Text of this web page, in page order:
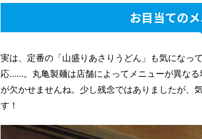
お目当ての
実は、定番の「山盛りあさりうどん」も気になっ
応……。丸亀製麺は店舗によってメニューが異な
が欠かせませんね。少し残念ではありましたが、
す！